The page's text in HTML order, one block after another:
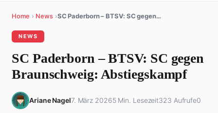
Home › News ›SC Paderborn – BTSV: SC gegen…
NEWS
SC Paderborn – BTSV: SC gegen
Braunschweig: Abstiegskampf
Ariane Nagel7. März 20265 Min. Lesezeit323 Aufrufe0